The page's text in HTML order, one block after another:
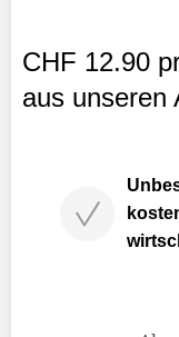
CHF 12.90
aus unseren